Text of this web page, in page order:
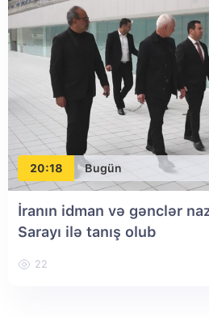
20:18 Bugün
İranın idman və gənclər
Sarayı ilə tanış olub
22